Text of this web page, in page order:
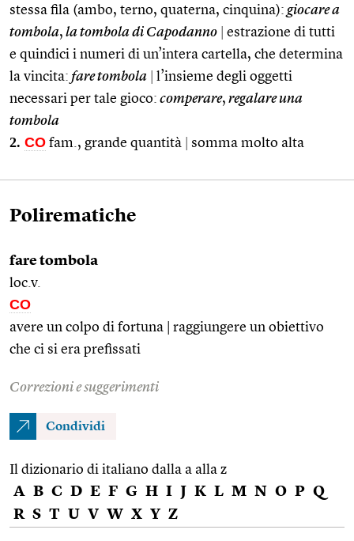
stessa fila (ambo, terno, quaterna, cinquina): giocare a
tombola, la tombola di Capodanno
estrazione di tutti
e quindici i numeri di un’intera cartella, che determina
la vincita: fare tombola
l’insieme degli oggetti
necessari per tale gioco: comperare, regalare una
tombola
2. CO fam., grande quantità somma molto alta
Polirematiche
fare tombola
loc.v.
CO
avere un colpo di fortuna | raggiungere un obiettivo
che ci si era prefissati
Correzioni e suggerimenti
Condividi
Il dizionario di italiano dalla a alla z
A B C D E F G H I J K L M N O P Q
R S T U V W X Y Z